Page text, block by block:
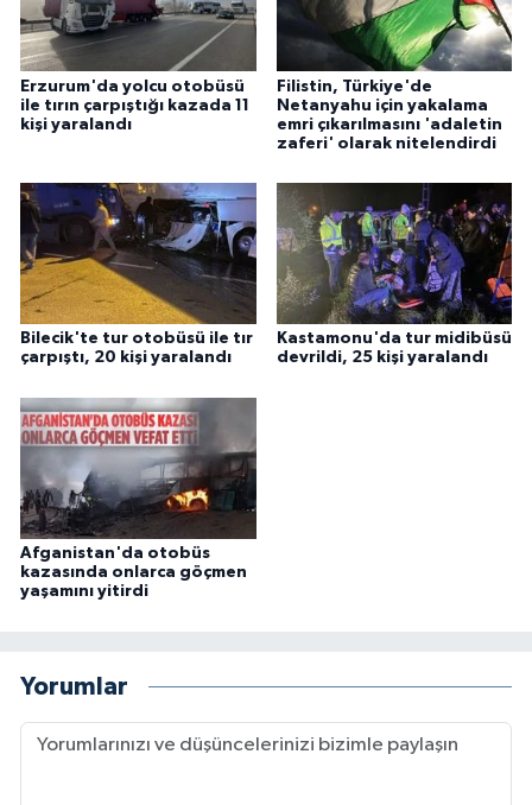
Erzurum'da yolcu otobüsü
ile tırın çarpıştığı kazada 11
kişi yaralandı
Filistin, Türkiye'de
Netanyahu için yakalama
emri çıkarılmasını 'adaletin
zaferi' olarak nitelendirdi
Bilecik'te tur otobüsü ile tır
çarpıştı, 20 kişi yaralandı
Kastamonu'da tur midibüsü
devrildi, 25 kişi yaralandı
Afganistan'da otobüs
kazasında onlarca göçmen
yaşamını yitirdi
Yorumlar
Niğde Müftülüğü
Ordu Müftülüğü
Osmaniye Müftülüğü
Rize Müftülüğü
Sakarya Müftülüğü
Samsun Müftülüğü
Siirt Müftülüğü
Sinop Müftülüğü
Sivas Müftülüğü
Şanlıurfa Müftülüğü
Tekirdağ Müftülüğü